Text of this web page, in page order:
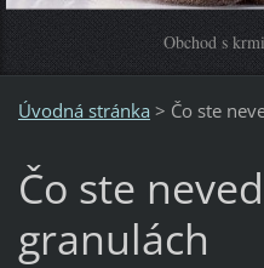
Obchod s
Úvodná stránka > Čo ste
Čo ste
granulách